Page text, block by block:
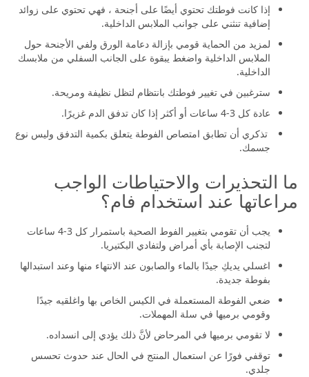
إذا كانت فوطتك تحتوي أيضًا على أجنحة ، فهي تحتوي على زوائد
إضافية تنثني على جوانب الملابس الداخلية.
لمزيد من الحماية قومي بإزالة دعامة الورق ولفي الأجنحة حول
الملابس الداخلية واضغط يبقوة على الجانب السفلي من ملابسك
الداخلية.
سترغبين في تغيير فوطتك بانتظام لتظل نظيفة ومريحة.
عادة كل 3-4 ساعات أو أكثر إذا كان تدفق الدم غزيرًا.
تذكري أن تطابق امتصاص الفوطة يتعلق بكمية التدفق وليس نوع
جسمك.
ما التحذيرات والاحتياطات الواجب
مراعاتها عند استخدام فام؟
يجب أن تقومي بتغيير الفوط الصحية باستمرار كل 3-4 ساعات
لتجنب الإصابة بأي أمراض ولتفادي البكتيريا.
اغسلي يديكِ جيدًا بالماء والصابون عند الانتهاء منها وعند استبدالها
بفوطة جديدة.
ضعي الفوطة المستعملة في الكيس الخاص بها واغلقيه جيدًا
وقومي برميها في سلة المهملات.
لا تقومي برميها في المرحاض لأنَّ ذلك يؤدي إلى انسداده.
توقفي فورًا عن استعمال المنتج في الحال عند حدوث تحسس
جلدي.